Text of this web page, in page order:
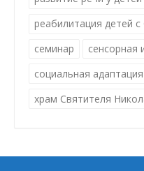
реабилитация детей
семинар
сенсорная
социальная
храм Святителя